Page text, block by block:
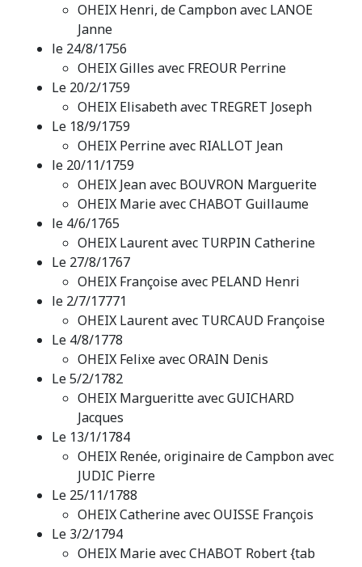
OHEIX Henri, de Campbon avec LANOE
Janne
le 24/8/1756
OHEIX Gilles avec FREOUR Perrine
Le 20/2/1759
OHEIX Elisabeth avec TREGRET Joseph
Le 18/9/1759
OHEIX Perrine avec RIALLOT Jean
le 20/11/1759
OHEIX Jean avec BOUVRON Marguerite
OHEIX Marie avec CHABOT Guillaume
le 4/6/1765
OHEIX Laurent avec TURPIN Catherine
Le 27/8/1767
OHEIX Françoise avec PELAND Henri
le 2/7/17771
OHEIX Laurent avec TURCAUD Françoise
Le 4/8/1778
OHEIX Felixe avec ORAIN Denis
Le 5/2/1782
OHEIX Margueritte avec GUICHARD
Jacques
Le 13/1/1784
OHEIX Renée, originaire de Campbon avec
JUDIC Pierre
Le 25/11/1788
OHEIX Catherine avec OUISSE François
Le 3/2/1794
OHEIX Marie avec CHABOT Robert {tab